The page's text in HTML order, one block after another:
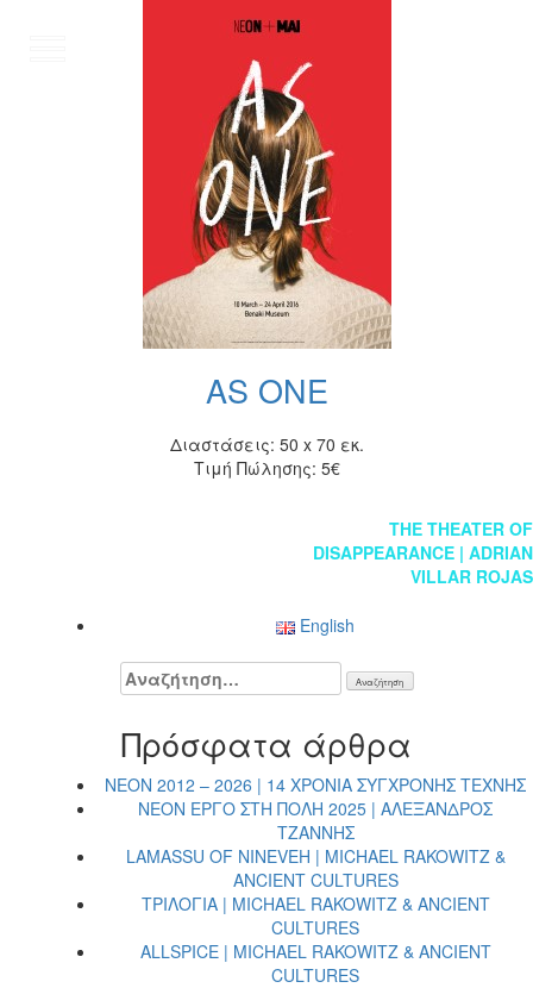
AS ONE
Διαστάσεις: 50 x 70 εκ.
Τιμή Πώλησης: 5€
THE THEATER OF
DISAPPEARANCE | ADRIAN
VILLAR ROJAS
English
Αναζήτηση
για:
Πρόσφατα άρθρα
NEON 2012 – 2026 | 14 ΧΡΟΝΙΑ ΣΥΓΧΡΟΝΗΣ ΤΕΧΝΗΣ
NEON ΕΡΓΟ ΣΤΗ ΠΟΛΗ 2025 | ΑΛΕΞΑΝΔΡΟΣ
ΤΖΑΝΝΗΣ
LAMASSU OF NINEVEH | MICHAEL RAKOWITZ &
ANCIENT CULTURES
ΤΡΙΛΟΓΙΑ | MICHAEL RAKOWITZ & ANCIENT
CULTURES
ALLSPICE | MICHAEL RAKOWITZ & ANCIENT
CULTURES